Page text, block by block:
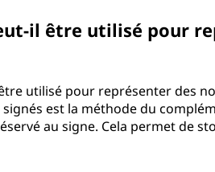
il être utilisé pour
utilisé pour représenter des
est la méthode du
au signe. Cela permet de